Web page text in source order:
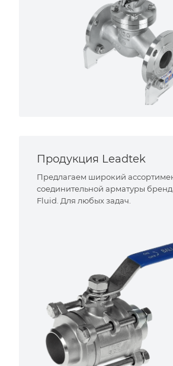
Продукция Leadtek
Предлагаем широкий
соединительной арматуры
Fluid. Для любых задач.